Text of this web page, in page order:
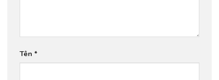
Tên *